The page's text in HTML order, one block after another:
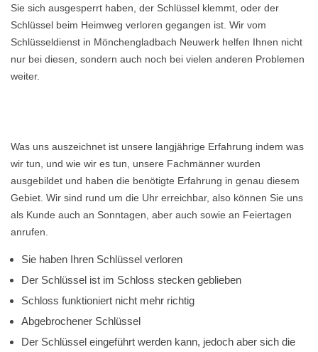
Sie sich ausgesperrt haben, der Schlüssel klemmt, oder der
Schlüssel beim Heimweg verloren gegangen ist. Wir vom
Schlüsseldienst in Mönchengladbach Neuwerk helfen Ihnen nicht
nur bei diesen, sondern auch noch bei vielen anderen Problemen
weiter.
Was uns auszeichnet ist unsere langjährige Erfahrung indem was
wir tun, und wie wir es tun, unsere Fachmänner wurden
ausgebildet und haben die benötigte Erfahrung in genau diesem
Gebiet. Wir sind rund um die Uhr erreichbar, also können Sie uns
als Kunde auch an Sonntagen, aber auch sowie an Feiertagen
anrufen.
Sie haben Ihren Schlüssel verloren
Der Schlüssel ist im Schloss stecken geblieben
Schloss funktioniert nicht mehr richtig
Abgebrochener Schlüssel
Der Schlüssel eingeführt werden kann, jedoch aber sich die